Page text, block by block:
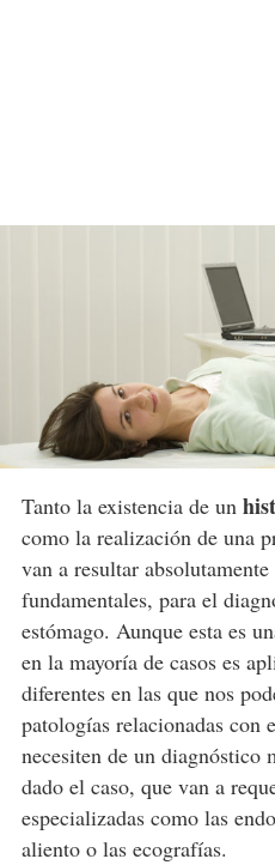
Tanto la existencia de un
como la realización de una
van a resultar
fundamentales, para el
estómago. Aunque esta es
en la mayoría de casos es
diferentes en las que nos
patologías relacionadas con
necesiten de un diagnóstico
dado el caso, que van a
especializadas como las
aliento o las ecografías.